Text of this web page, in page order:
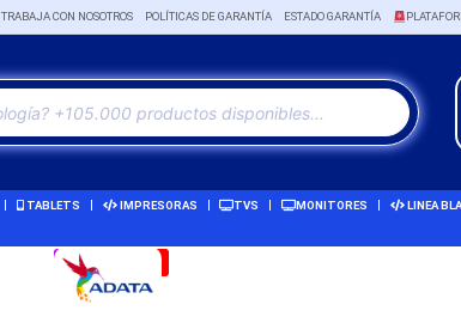
TRABAJA CON NOSOTROS POLÍTICAS DE GARANTÍA ESTADO GARANTÍA
TABLETS IMPRESORAS TVS MONITORES LINEA
Remate!